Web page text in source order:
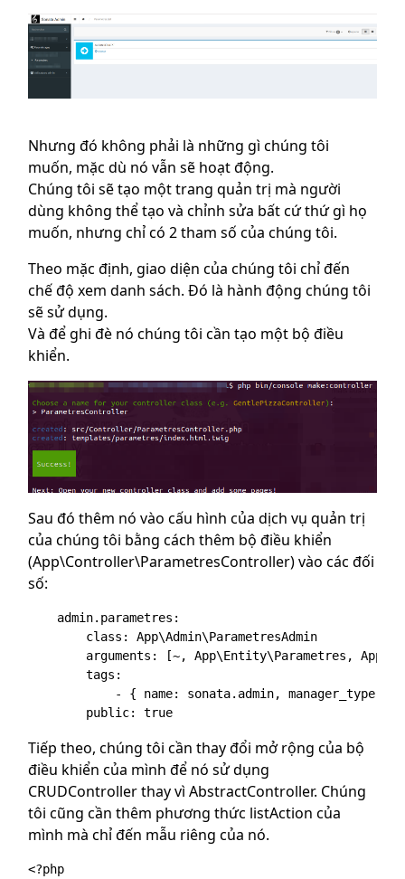
Nhưng đó không phải là những gì chúng tôi
muốn, mặc dù nó vẫn sẽ hoạt động.
Chúng tôi sẽ tạo một trang quản trị mà người
dùng không thể tạo và chỉnh sửa bất cứ thứ gì họ
muốn, nhưng chỉ có 2 tham số của chúng tôi.
Theo mặc định, giao diện của chúng tôi chỉ đến
chế độ xem danh sách. Đó là hành động chúng tôi
sẽ sử dụng.
Và để ghi đè nó chúng tôi cần tạo một bộ điều
khiển.
Sau đó thêm nó vào cấu hình của dịch vụ quản trị
của chúng tôi bằng cách thêm bộ điều khiển
(App\Controller\ParametresController) vào các đối
số:
    admin.parametres:
        class: App\Admin\ParametresAdmin
arguments: [~, App\Entity\Parametres,
        tags:
- { name: sonata.admin, manager_type:
Tiếp theo, chúng tôi cần thay đổi mở rộng của bộ
điều khiển của mình để nó sử dụng
CRUDController thay vì AbstractController. Chúng
tôi cũng cần thêm phương thức listAction của
mình mà chỉ đến mẫu riêng của nó.
<?php